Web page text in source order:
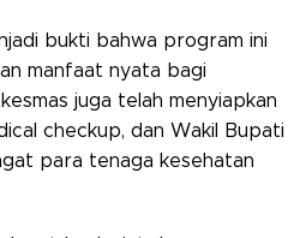
bukti bahwa program ini
manfaat nyata bagi
juga telah menyiapkan
checkup, dan Wakil Bupati
para tenaga kesehatan